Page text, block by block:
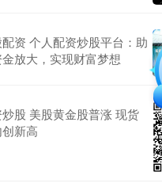
资 个人配资炒股平台：助
放大，实现财富梦想
股 美股黄金股普涨 现货
新高